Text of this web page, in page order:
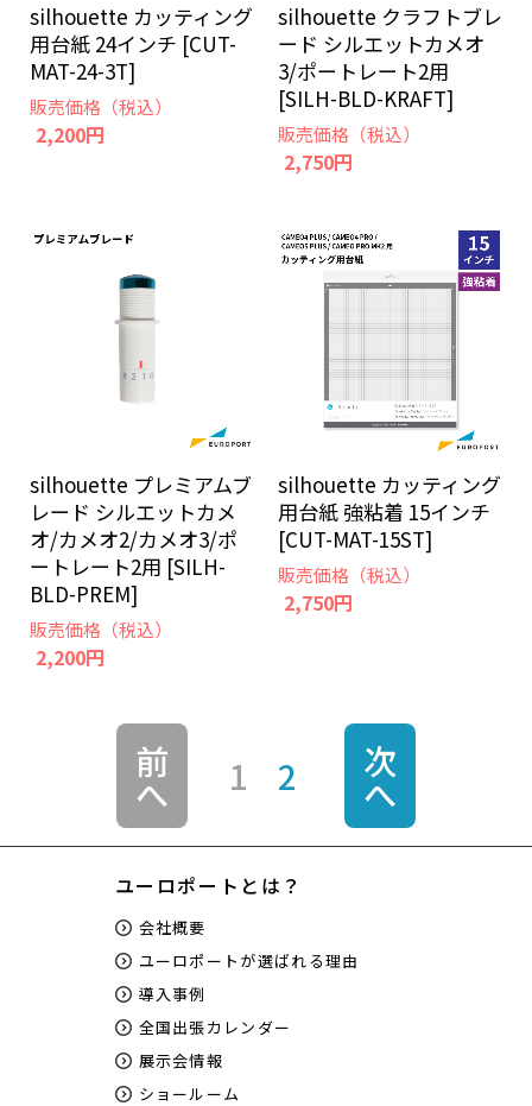
silhouette カッティング
用台紙 24インチ [CUT-
MAT-24-3T]
販売価格（税込）
2,200円
silhouette クラフトブレ
ード シルエットカメオ
3/ポートレート2用
[SILH-BLD-KRAFT]
販売価格（税込）
2,750円
silhouette プレミアムブ
レード シルエットカメ
オ/カメオ2/カメオ3/ポ
ートレート2用 [SILH-
BLD-PREM]
販売価格（税込）
2,200円
silhouette カッティング
用台紙 強粘着 15インチ
[CUT-MAT-15ST]
販売価格（税込）
2,750円
前
へ 1 2 次
へ
ユーロポートとは？
会社概要
ユーロポートが選ばれる理由
導入事例
全国出張カレンダー
展示会情報
ショールーム